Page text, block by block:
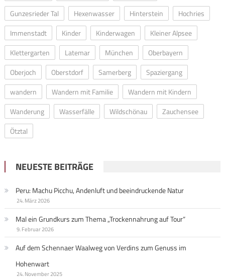
Gunzesrieder Tal
Hexenwasser Hinterstein
Hochries
Immenstadt
Kinder Kinderwagen
Kleiner Alpsee
Klettergarten
Latemar München
Oberbayern
Oberjoch
Oberstdorf Samerberg
Spaziergang
wandern
Wandern mit Familie
Wandern mit Kindern
Wanderung
Wasserfälle Wildschönau
Zauchensee
Ötztal
NEUESTE BEITRÄGE
Peru: Machu Picchu, Andenluft und beeindruckende Natur
24. März 2026
Mal ein Grundkurs zum Thema „Trockennahrung auf Tour“
9. Februar 2026
Auf dem Schennaer Waalweg von Verdins zum Genuss im
Hohenwart
24. November 2025